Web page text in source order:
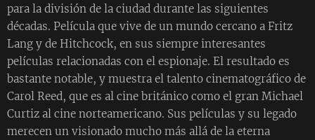
para la división de la ciudad durante las siguientes
décadas. Película que vive de un mundo cercano a Fritz
Lang y de Hitchcock, en sus siempre interesantes
películas relacionadas con el espionaje. El resultado es
bastante notable, y muestra el talento cinematográfico de
Carol Reed, que es al cine británico como el gran Michael
Curtiz al cine norteamericano. Sus películas y su legado
merecen un visionado mucho más allá de la eterna